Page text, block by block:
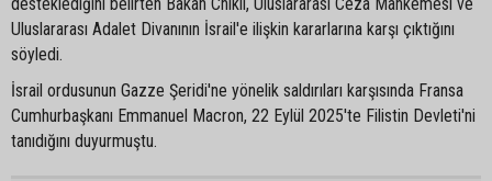
Uluslararası Adalet Divanının İsrail'e ilişkin kararlarına karşı çıktığını
söyledi.
İsrail ordusunun Gazze Şeridi'ne yönelik saldırıları karşısında Fransa
Cumhurbaşkanı Emmanuel Macron, 22 Eylül 2025'te Filistin Devleti'ni
tanıdığını duyurmuştu.